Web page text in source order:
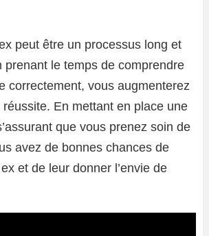
peut être un processus long et
prenant le temps de comprendre
correctement, vous augmenterez
En mettant en place une
que vous prenez soin de
avez de bonnes chances de
et de leur donner l’envie de